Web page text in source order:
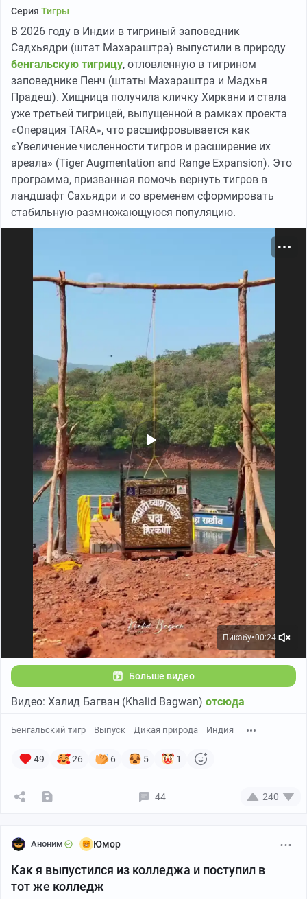
Серия Тигры
В 2026 году в Индии в тигриный заповедник
Садхьядри (штат Махараштра) выпустили в природу
бенгальскую тигрицу, отловленную в тигрином
заповеднике Пенч (штаты Махараштра и Мадхья
Прадеш). Хищница получила кличку Хиркани и стала
уже третьей тигрицей, выпущенной в рамках проекта
«Операция TARA», что расшифровывается как
«Увеличение численности тигров и расширение их
ареала» (Tiger Augmentation and Range Expansion). Это
программа, призванная помочь вернуть тигров в
ландшафт Сахьядри и со временем сформировать
стабильную размножающуюся популяцию.
Пикабу●00:24
Больше видео
Видео: Халид Багван (Khalid Bagwan) отсюда
Бенгальский тигр Выпуск Дикая природа Индия
49 26 6 5 1
44 240
Аноним Юмор
Как я выпустился из колледжа и поступил в
тот же колледж